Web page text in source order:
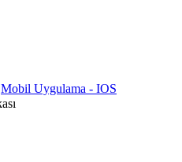
Mobil Uygulama - IOS